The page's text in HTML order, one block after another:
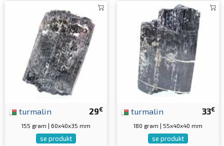
29€
turmalin
155 gram | 60x40x35 mm
se produkt
33€
turmalin
180 gram | 55x40x40 mm
se produkt